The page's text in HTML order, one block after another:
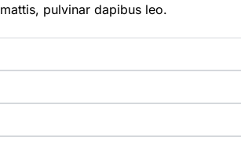
pulvinar dapibus leo.